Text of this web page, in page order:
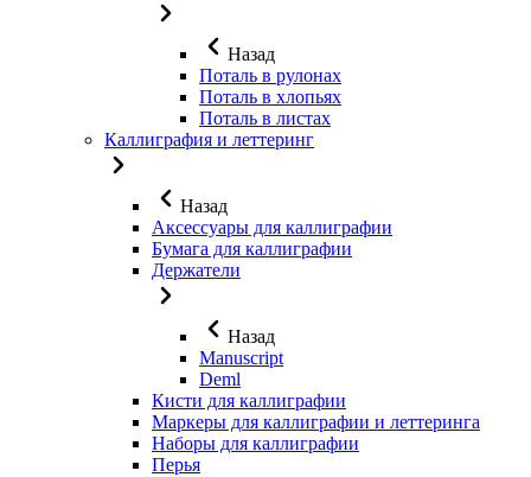
Назад
Поталь в рулонах
Поталь в хлопьях
Поталь в листах
Каллиграфия и леттеринг
Назад
Аксессуары для каллиграфии
Бумага для каллиграфии
Держатели
Назад
Manuscript
Deml
Кисти для каллиграфии
Маркеры для каллиграфии и леттеринга
Наборы для каллиграфии
Перья